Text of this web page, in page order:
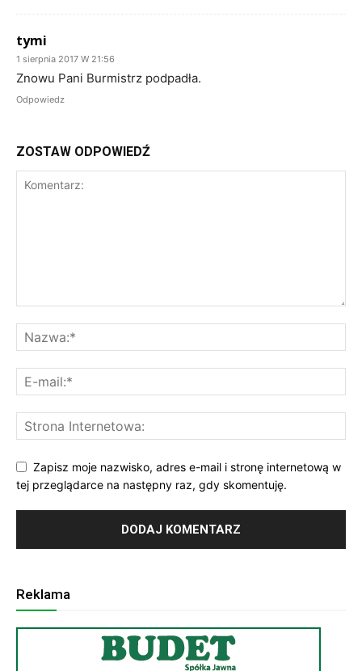
tymi
1 sierpnia 2017 W 21:56
Znowu Pani Burmistrz podpadła.
Odpowiedz
ZOSTAW ODPOWIEDŹ
Zapisz moje nazwisko, adres e-mail i stronę internetową w
tej przeglądarce na następny raz, gdy skomentuję.
Reklama